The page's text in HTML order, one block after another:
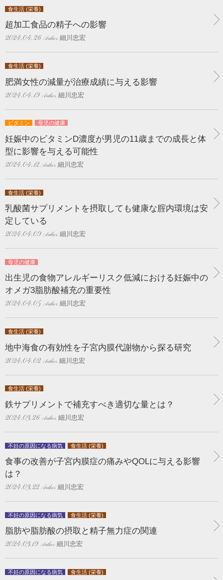
食生活 (栄養)
超加工食品の精子への影響
2024.04.26 細川忠宏
食生活 (栄養)
肥満女性の減量が治療成績に与える影響
2024.04.19 細川忠宏
ビタミン 母児の健康
妊娠中のビタミンD濃度が男児の11歳までの成長と体
型に影響を与える可能性
2024.04.12 細川忠宏
食生活 (栄養)
乳酸菌サプリメントを摂取しても健康な腟内環境は安
定している
2024.04.09 細川忠宏
母児の健康
出生児の食物アレルギーリスク低減における妊娠中の
オメガ3脂肪酸補充の重要性
2024.04.05 細川忠宏
食生活 (栄養)
地中海食の有効性を子宮内膜代謝物から探る研究
2024.04.02 細川忠宏
食生活 (栄養)
鉄サプリメントで補充すべき適切な量とは？
2024.03.26 細川忠宏
不妊の原因になる病気 食生活 (栄養)
食事の改善が子宮内膜症の痛みやQOLに与える影響
は？
2024.03.22 細川忠宏
不妊の原因になる病気 食生活 (栄養)
脂肪や脂肪酸の摂取と精子無力症の関連
2024.03.19 細川忠宏
不妊の原因になる病気 食生活 (栄養)